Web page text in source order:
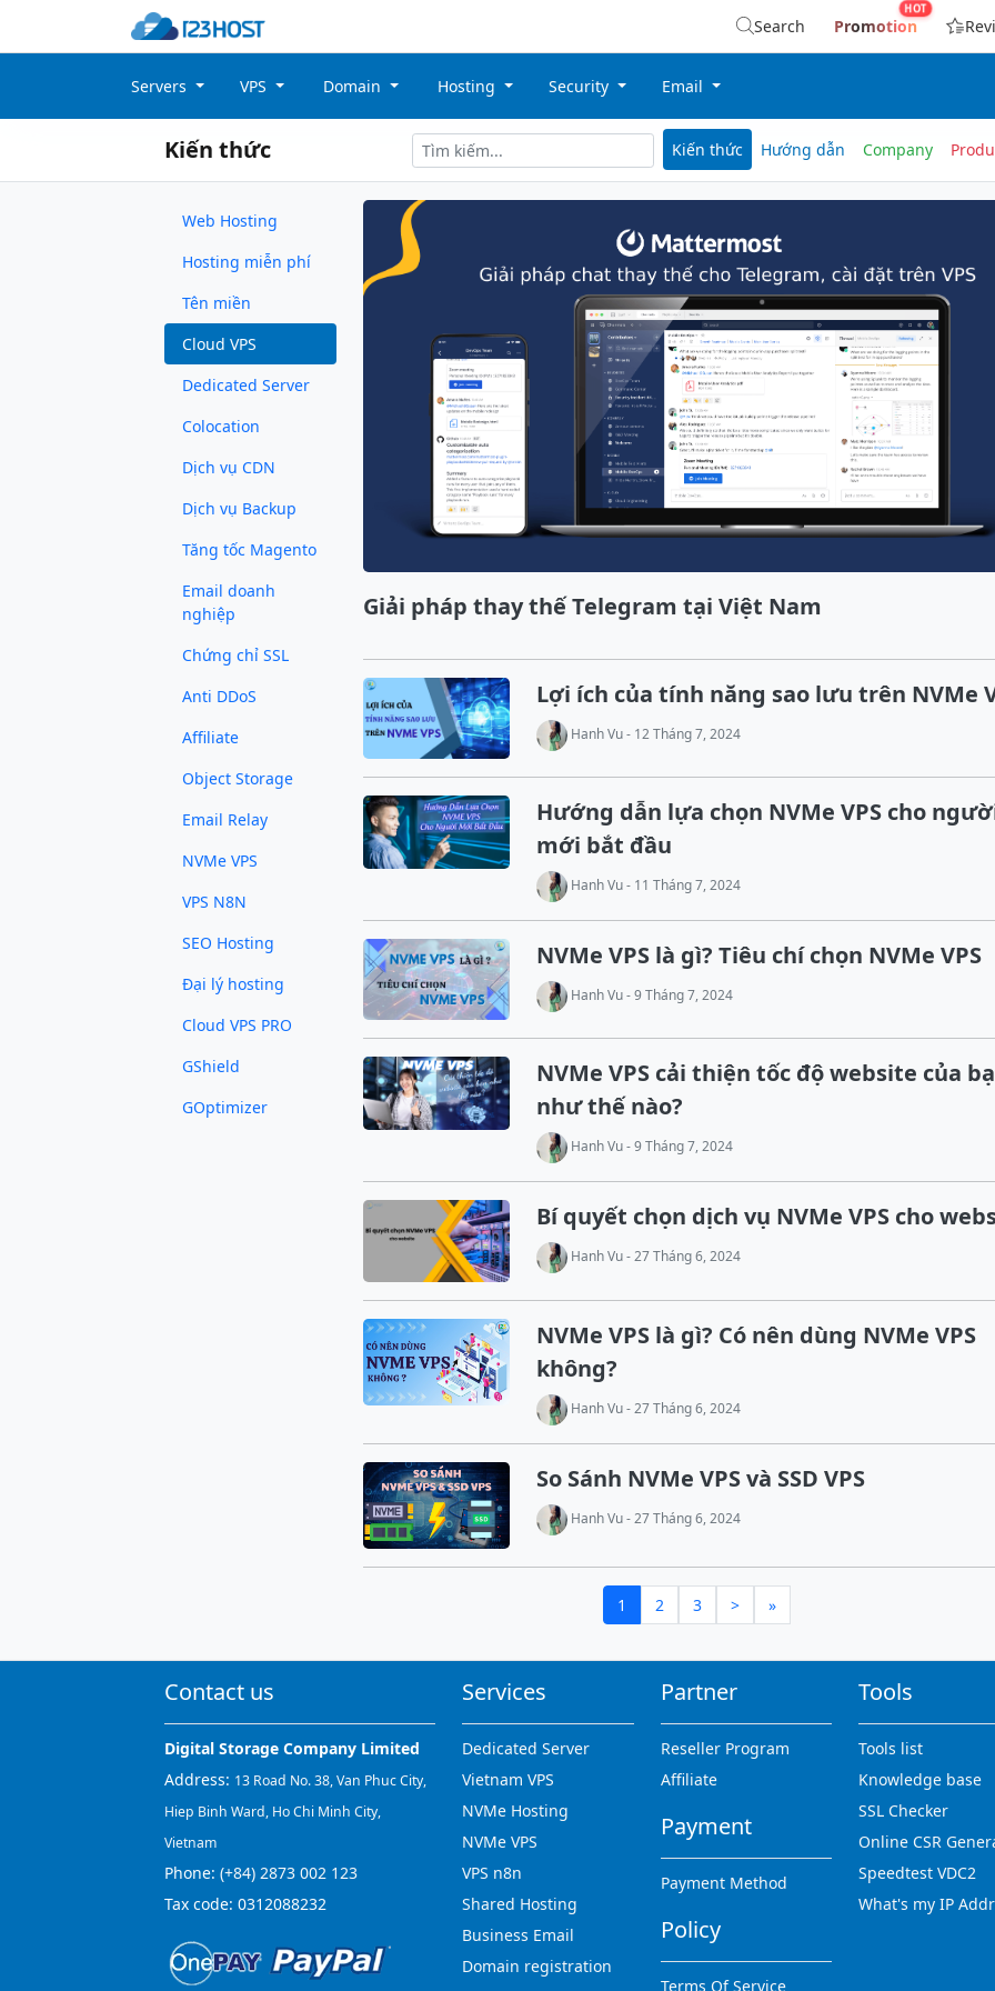
Search Promotion
Servers VPS Domain Hosting Security Email
Kiến thức Kiến thức Hướng dẫn Company
Web Hosting
Hosting miễn phí
Tên miền
Cloud VPS
Dedicated Server
Colocation
Dịch vụ CDN
Dịch vụ Backup
Tăng tốc Magento
Email doanh
nghiệp
Chứng chỉ SSL
Anti DDoS
Affiliate
Object Storage
Email Relay
NVMe VPS
VPS N8N
SEO Hosting
Đại lý hosting
Cloud VPS PRO
GShield
GOptimizer
Giải pháp thay thế Telegram tại Việt Nam
Lợi ích của tính năng sao lưu trên NVMe
Hanh Vu - 12 Tháng 7, 2024
Hướng dẫn lựa chọn NVMe VPS cho
mới bắt đầu
Hanh Vu - 11 Tháng 7, 2024
NVMe VPS là gì? Tiêu chí chọn NVMe VPS
Hanh Vu - 9 Tháng 7, 2024
NVMe VPS cải thiện tốc độ website của
như thế nào?
Hanh Vu - 9 Tháng 7, 2024
Bí quyết chọn dịch vụ NVMe VPS cho
Hanh Vu - 27 Tháng 6, 2024
NVMe VPS là gì? Có nên dùng NVMe VPS
không?
Hanh Vu - 27 Tháng 6, 2024
So Sánh NVMe VPS và SSD VPS
Hanh Vu - 27 Tháng 6, 2024
1 2 3 > »
Contact us
Digital Storage Company Limited
Address: 13 Road No. 38, Van Phuc City,
Hiep Binh Ward, Ho Chi Minh City,
Vietnam
Phone: (+84) 2873 002 123
Tax code: 0312088232
Services
Dedicated Server
Vietnam VPS
NVMe Hosting
NVMe VPS
VPS n8n
Shared Hosting
Business Email
Domain registration
Partner
Reseller Program
Affiliate
Payment
Payment Method
Policy
Terms Of Service
Tools
Tools list
Knowledge base
SSL Checker
Online CSR
Speedtest VDC2
What's my IP